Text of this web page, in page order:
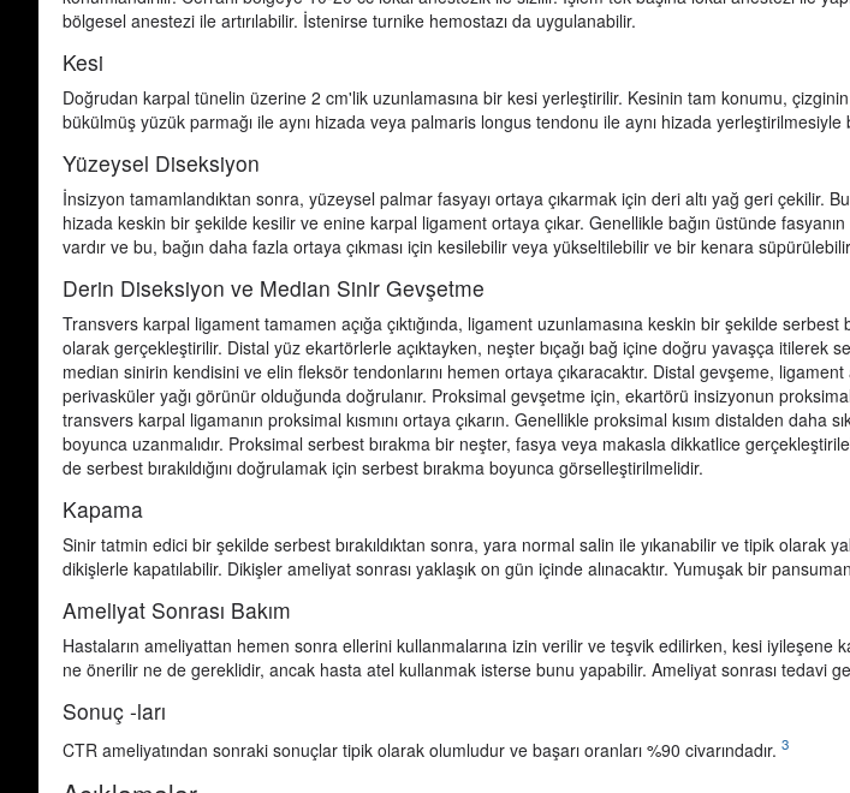
bölgesel anestezi ile artırılabilir. İstenirse turnike hemostazı da uygulanabilir.
Kesi
Doğrudan karpal tünelin üzerine 2 cm'lik uzunlamasına bir kesi yerleştirilir. Kesinin tam konumu,
bükülmüş yüzük parmağı ile aynı hizada veya palmaris longus tendonu ile aynı hizada yerleştirilmesiyle
Yüzeysel Diseksiyon
İnsizyon tamamlandıktan sonra, yüzeysel palmar fasyayı ortaya çıkarmak için deri altı yağ geri çekilir.
hizada keskin bir şekilde kesilir ve enine karpal ligament ortaya çıkar. Genellikle bağın üstünde
vardır ve bu, bağın daha fazla ortaya çıkması için kesilebilir veya yükseltilebilir ve bir kenara
Derin Diseksiyon ve Median Sinir Gevşetme
Transvers karpal ligament tamamen açığa çıktığında, ligament uzunlamasına keskin bir şekilde serbest
olarak gerçekleştirilir. Distal yüz ekartörlerle açıktayken, neşter bıçağı bağ içine doğru yavaşça itilerek
median sinirin kendisini ve elin fleksör tendonlarını hemen ortaya çıkaracaktır. Distal gevşeme,
perivasküler yağı görünür olduğunda doğrulanır. Proksimal gevşetme için, ekartörü insizyonun proksimal
transvers karpal ligamanın proksimal kısmını ortaya çıkarın. Genellikle proksimal kısım distalden daha
boyunca uzanmalıdır. Proksimal serbest bırakma bir neşter, fasya veya makasla dikkatlice
de serbest bırakıldığını doğrulamak için serbest bırakma boyunca görselleştirilmelidir.
Kapama
Sinir tatmin edici bir şekilde serbest bırakıldıktan sonra, yara normal salin ile yıkanabilir ve tipik olarak
dikişlerle kapatılabilir. Dikişler ameliyat sonrası yaklaşık on gün içinde alınacaktır. Yumuşak bir pansuman
Ameliyat Sonrası Bakım
Hastaların ameliyattan hemen sonra ellerini kullanmalarına izin verilir ve teşvik edilirken, kesi iyileşene
ne önerilir ne de gereklidir, ancak hasta atel kullanmak isterse bunu yapabilir. Ameliyat sonrası tedavi
Sonuç -ları
CTR ameliyatından sonraki sonuçlar tipik olarak olumludur ve başarı oranları %90 civarındadır. 3